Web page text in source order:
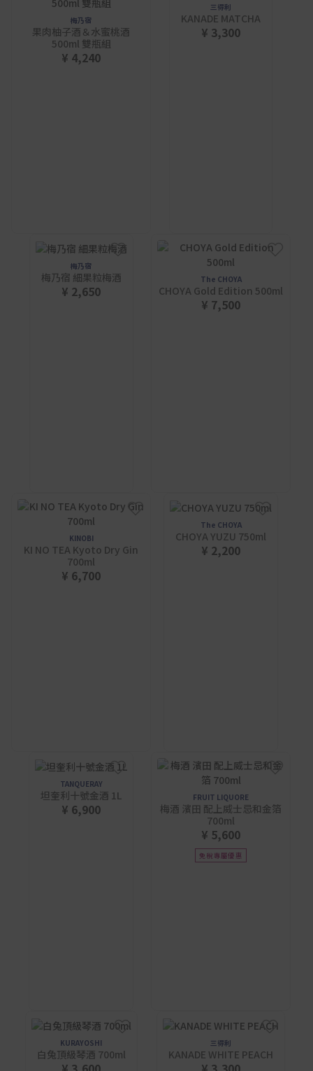
梅乃宿
果肉柚子酒＆水蜜桃酒
500ml 雙瓶組
¥ 4,240
三得利
KANADE MATCHA
¥ 3,300
梅乃宿
梅乃宿 細果粒梅酒
¥ 2,650
The CHOYA
CHOYA Gold Edition 500ml
¥ 7,500
KINOBI
KI NO TEA Kyoto Dry Gin
700ml
¥ 6,700
The CHOYA
CHOYA YUZU 750ml
¥ 2,200
TANQUERAY
坦奎利十號金酒 1L
¥ 6,900
FRUIT LIQUORE
梅酒 濱田 配上威士忌和金箔
700ml
¥ 5,600
免稅專屬優惠
KURAYOSHI
白兔頂級琴酒 700ml
三得利
KANADE WHITE PEACH